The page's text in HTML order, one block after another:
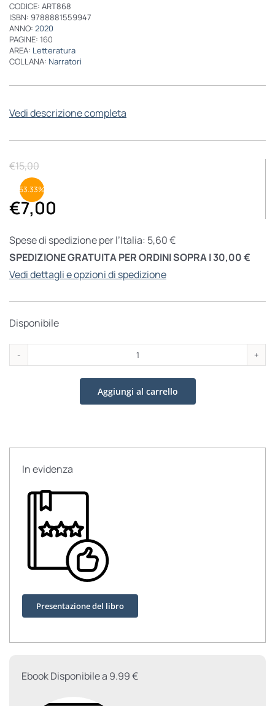
CODICE: ART868
ISBN: 9788881559947
ANNO: 2020
PAGINE: 160
AREA: Letteratura
COLLANA: Narratori
Vedi descrizione completa
€15,00
€7,00
53.33%
Spese di spedizione per l’Italia: 5,60 €
SPEDIZIONE GRATUITA PER ORDINI SOPRA I 30,00 €
Vedi dettagli e opzioni di spedizione
Disponibile
Lena
&
il
Aggiungi al carrello
In evidenza
Presentazione del libro
Ebook Disponibile a 9.99 €